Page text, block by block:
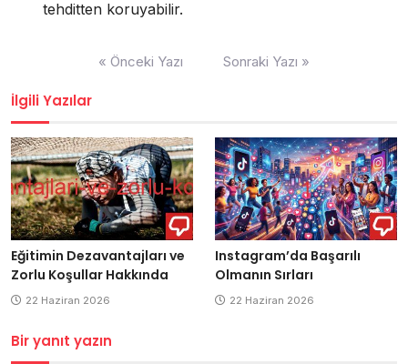
tehditten koruyabilir.
« Önceki Yazı Sonraki Yazı »
İlgili Yazılar
Eğitimin Dezavantajları ve
Zorlu Koşullar Hakkında
22 Haziran 2026
Instagram’da Başarılı
Olmanın Sırları
22 Haziran 2026
Bir yanıt yazın